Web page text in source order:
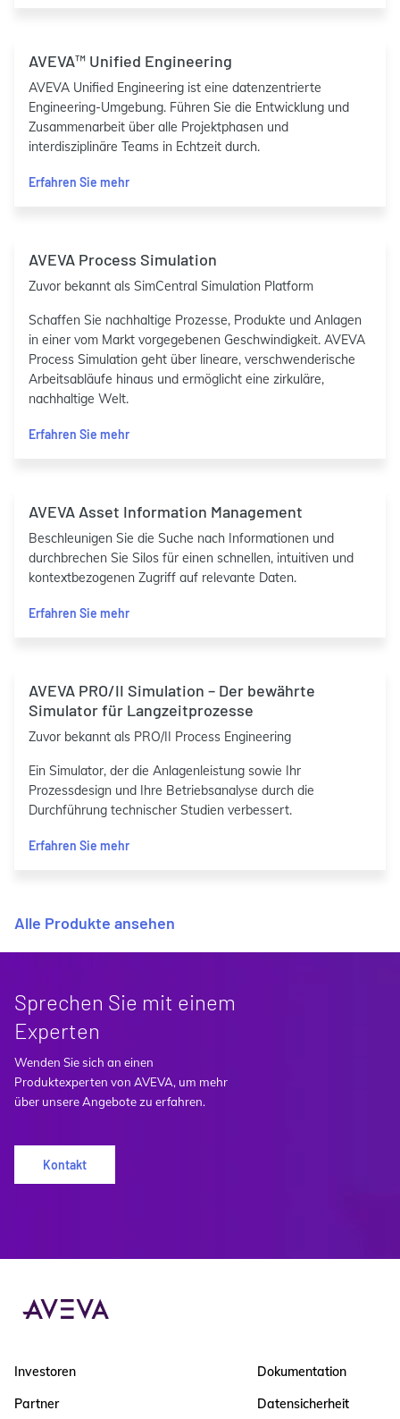
AVEVA™ Unified Engineering
AVEVA Unified Engineering ist eine datenzentrierte
Engineering-Umgebung. Führen Sie die Entwicklung und
Zusammenarbeit über alle Projektphasen und
interdisziplinäre Teams in Echtzeit durch.
Erfahren Sie mehr
AVEVA Process Simulation
Zuvor bekannt als SimCentral Simulation Platform
Schaffen Sie nachhaltige Prozesse, Produkte und Anlagen
in einer vom Markt vorgegebenen Geschwindigkeit. AVEVA
Process Simulation geht über lineare, verschwenderische
Arbeitsabläufe hinaus und ermöglicht eine zirkuläre,
nachhaltige Welt.
Erfahren Sie mehr
AVEVA Asset Information Management
Beschleunigen Sie die Suche nach Informationen und
durchbrechen Sie Silos für einen schnellen, intuitiven und
kontextbezogenen Zugriff auf relevante Daten.
Erfahren Sie mehr
AVEVA PRO/II Simulation – Der bewährte
Simulator für Langzeitprozesse
Zuvor bekannt als PRO/II Process Engineering
Ein Simulator, der die Anlagenleistung sowie Ihr
Prozessdesign und Ihre Betriebsanalyse durch die
Durchführung technischer Studien verbessert.
Erfahren Sie mehr
Alle Produkte ansehen
Sprechen Sie mit einem
Experten
Wenden Sie sich an einen
Produktexperten von AVEVA, um mehr
über unsere Angebote zu erfahren.
Kontakt
Investoren
Partner
Dokumentation
Datensicherheit